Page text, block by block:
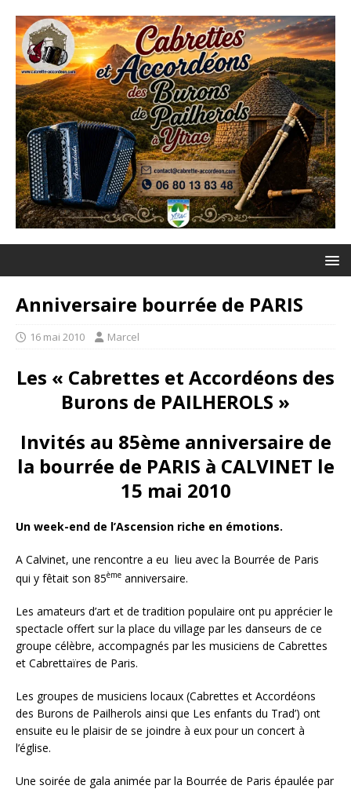
Anniversaire bourrée de PARIS
16 mai 2010 Marcel
Les « Cabrettes et Accordéons des
Burons de PAILHEROLS »
Invités au 85ème anniversaire de
la bourrée de PARIS à CALVINET le
15 mai 2010
Un week-end de l’Ascension riche en émotions.
A Calvinet, une rencontre a eu lieu avec la Bourrée de Paris
qui y fêtait son 85ème anniversaire.
Les amateurs d’art et de tradition populaire ont pu apprécier le
spectacle offert sur la place du village par les danseurs de ce
groupe célèbre, accompagnés par les musiciens de Cabrettes
et Cabrettaïres de Paris.
Les groupes de musiciens locaux (Cabrettes et Accordéons
des Burons de Pailherols ainsi que Les enfants du Trad’) ont
ensuite eu le plaisir de se joindre à eux pour un concert à
l’église.
Une soirée de gala animée par la Bourrée de Paris épaulée par